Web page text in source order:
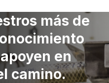
más de
en
camino.